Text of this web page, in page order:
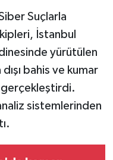
Suçlarla
İstanbul
yürütülen
bahis ve kumar
gerçekleştirdi.
sistemlerinden